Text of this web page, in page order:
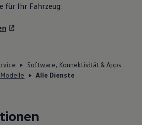
für Ihr Fahrzeug:
Software, Konnektivität & Apps
Alle Dienste